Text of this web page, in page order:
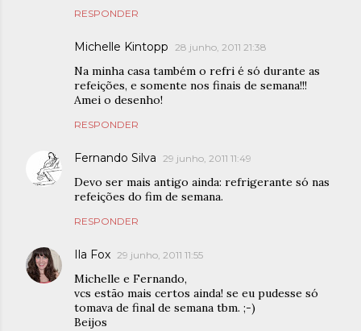
RESPONDER
Michelle Kintopp 28 junho, 2011 21:38
Na minha casa também o refri é só durante as
refeições, e somente nos finais de semana!!!
Amei o desenho!
RESPONDER
Fernando Silva 29 junho, 2011 11:49
Devo ser mais antigo ainda: refrigerante só nas
refeições do fim de semana.
RESPONDER
Ila Fox 29 junho, 2011 11:55
Michelle e Fernando,
vcs estão mais certos ainda! se eu pudesse só
tomava de final de semana tbm. ;-)
Beijos